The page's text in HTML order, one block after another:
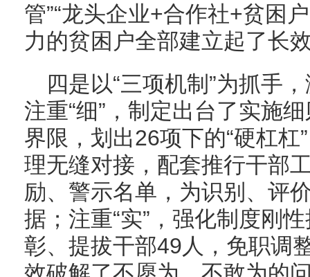
管”“龙头企业+合作社+贫困
力的贫困户全部建立起了长
四是以“三项机制”为抓手
注重“细”，制定出台了实施
界限，划出26项下的“硬杠杠
理无缝对接，配套推行干部
励、警示名单，为识别、评
据；注重“实”，强化制度刚
彰、提拔干部49人，免职调